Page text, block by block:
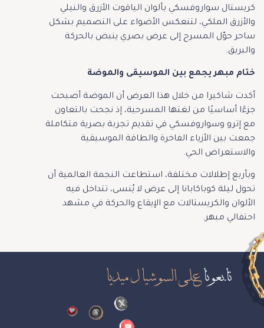
كريستال سواروفسكي بألوان الياقوت الأزرق والنيلي
والأزرق الملكي، لتنعكس الأضواء على التصميم بشكل
ساحر حوّل المسرح إلى عرض بصري ينبض بالحركة
والبريق.
ختام مبهر يجمع بين الموسيقى والموضة
أكدت شاكيرا من خلال هذا العرض أن الموضة أصبحت
جزءًا أساسيًا من لغتها المسرحية، إذ نجحت بالتعاون
مع إترو وسواروفسكي في تقديم تجربة بصرية متكاملة
جمعت بين الأزياء الفاخرة والطاقة الموسيقية
والاستعراض الحي.
وبأربع إطلالات مختلفة، استطاعت النجمة العالمية أن
تحول ليلة كوباكابانا إلى عرض لا يُنسى، تتداخل فيه
الألوان والكريستالات مع الإيقاع والحركة في مشهد
احتفالي مبهر.
تابعوناعلى السوشيال ميديا